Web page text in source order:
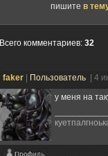
пишите в
Всего комментариев: 32
faker Пользователь
| 4
у меня на